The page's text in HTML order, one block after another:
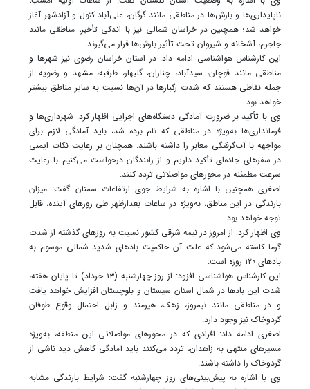
ناپایداری‌ها و بارش‌ها در مناطقی مانند گرگان، علی‌آباد کتول و آزادشهر آغاز
خواهد شد؛ همچنین در خراسان شمالی نیز با اندکی تأخیر، مناطقی مانند
جاجرم، آشخانه و شیروان تحت تأثیر بارش‌ها قرار می‌گیرند.
این کارشناس هواشناسی ادامه داد: در استان خراسان رضوی نیز شهرها و
مناطقی مانند قوچان، سیدآباد، چناران، گلبهار، طرقبه، مشهد و رضویه از
جمله نقاطی هستند که شدت رگبارها در آن‌ها نسبت به سایر مناطق بیشتر
خواهد بود.
وی با تأکید بر ضرورت آمادگی دستگاه‌های اجرایی اظهار کرد: شهرداری‌ها و
فرمانداری‌ها به‌ویژه در مناطقی که نام برده شد، باید آمادگی لازم برای
مواجهه با آب‌گرفتگی معابر را داشته باشند. همچنان بر رعایت نکات ایمنی
در سفرهای جاده‌ای تأکید داریم و از رانندگان درخواست می‌کنیم با رعایت
سرعت مطمئنه در محورهای مواصلاتی تردد کنند.
اصغری همچنین با اشاره به شرایط جوی ارتفاعات سمنان گفت: میزان
بارندگی در این مناطق، به‌ویژه در ساعات بعدازظهر طی روزهای آینده، قابل
توجه خواهد بود.
وی اظهار کرد: از امروز در نیمه شرقی کشور نسبت به روزهای گذشته از شدت
گرما کاسته می‌شود که علت آن حاکمیت بادهای شدید شمالی موسوم به
بادهای ۱۲۰ روزه است.
این کارشناس هواشناسی افزود: از روز چهارشنبه (۱۳ خرداد) تا پایان هفته،
شدت این بادها در شمال استان سیستان و بلوچستان افزایش خواهد یافت
و در مناطقی مانند نیمروز، زهک، هیرمند و زابل احتمال وقوع طوفان
گردوخاک نیز وجود دارد.
اصغری ادامه داد: افرادی که در محورهای مواصلاتی این منطقه، به‌ویژه
مسیرهای منتهی به زاهدان، تردد می‌کنند باید آمادگی کاهش دید ناشی از
گردوخاک را داشته باشند.
وی با اشاره به پیش‌بینی‌های روز چهارشنبه گفت: شرایط بارندگی مشابه